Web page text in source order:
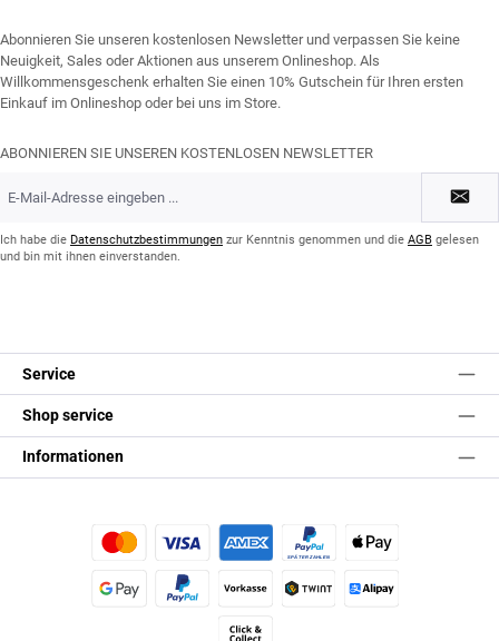
Abonnieren Sie unseren kostenlosen Newsletter und verpassen Sie keine
Neuigkeit, Sales oder Aktionen aus unserem Onlineshop. Als
Willkommensgeschenk erhalten Sie einen 10% Gutschein für Ihren ersten
Einkauf im Onlineshop oder bei uns im Store.
ABONNIEREN SIE UNSEREN KOSTENLOSEN NEWSLETTER
Mail-
*Ich habe die Datenschutzbestimmungen zur Kenntnis genommen und die AGB gelesen
und bin mit ihnen einverstanden.
Service
Shop service
Informationen
Kredit- oder Debitkarte Später BezahlenApple Pay
Vorkasse